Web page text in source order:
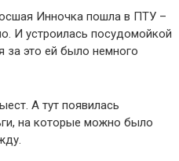
Инночка пошла в ПТУ –
И устроилась посудомойкой
за это ей было немного
А тут появилась
на которые можно было